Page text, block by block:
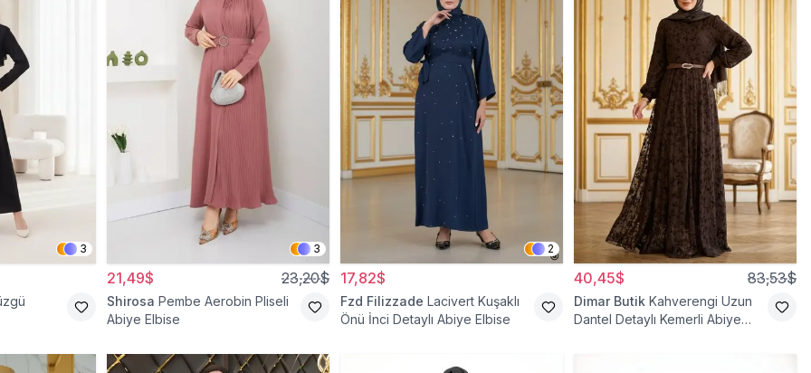
3 3
21,49$ 23,20$
Shirosa Pembe Aerobin Pliseli
Abiye Elbise
2
17,82$
Fzd Filizzade Lacivert Kuşaklı
Önü İnci Detaylı Abiye Elbise
40,45$ 83,53$
Dimar Butik Kahverengi Uzun
Dantel Detaylı Kemerli Abiye